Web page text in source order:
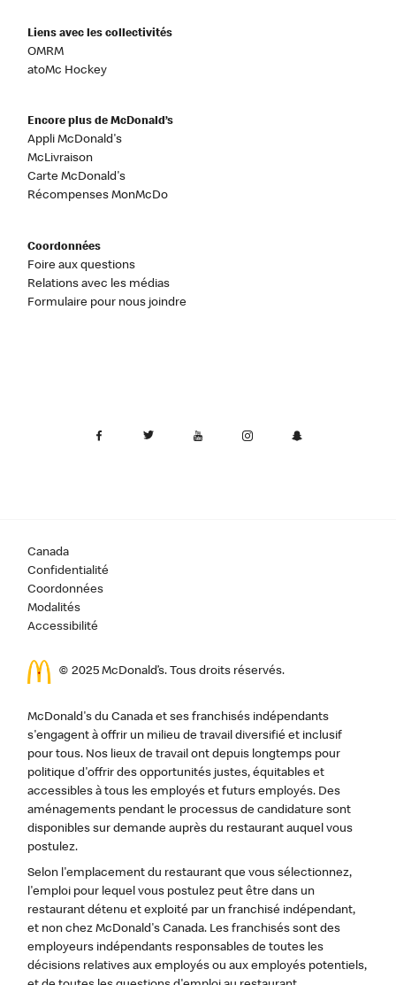
Liens avec les collectivités
OMRM
atoMc Hockey
Encore plus de McDonald’s
Appli McDonald's
McLivraison
Carte McDonald's
Récompenses MonMcDo
Coordonnées
Foire aux questions
Relations avec les médias
Formulaire pour nous joindre
Canada
Confidentialité
Coordonnées
Modalités
Accessibilité
© 2025 McDonald’s. Tous droits réservés.
McDonald's du Canada et ses franchisés indépendants
s'engagent à offrir un milieu de travail diversifié et inclusif
pour tous. Nos lieux de travail ont depuis longtemps pour
politique d'offrir des opportunités justes, équitables et
accessibles à tous les employés et futurs employés. Des
aménagements pendant le processus de candidature sont
disponibles sur demande auprès du restaurant auquel vous
postulez.
Selon l'emplacement du restaurant que vous sélectionnez,
l'emploi pour lequel vous postulez peut être dans un
restaurant détenu et exploité par un franchisé indépendant,
et non chez McDonald's Canada. Les franchisés sont des
employeurs indépendants responsables de toutes les
décisions relatives aux employés ou aux employés potentiels,